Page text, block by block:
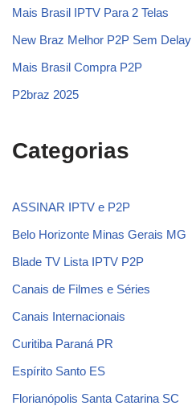
Mais Brasil IPTV Para 2 Telas
New Braz Melhor P2P Sem Delay
Mais Brasil Compra P2P
P2braz 2025
Categorias
ASSINAR IPTV e P2P
Belo Horizonte Minas Gerais MG
Blade TV Lista IPTV P2P
Canais de Filmes e Séries
Canais Internacionais
Curitiba Paraná PR
Espírito Santo ES
Florianópolis Santa Catarina SC